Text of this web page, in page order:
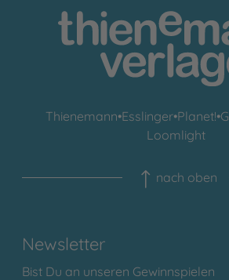
Thienemann•Esslinger•Planet!•
Loomlight
nach oben
Newsletter
Bist Du an unseren Gewinnspielen